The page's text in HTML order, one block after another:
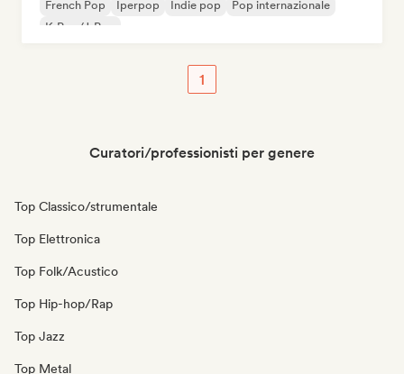
French Pop Iperpop Indie pop
Pop internazionale
K-Pop/J-Pop
1
Curatori/professionisti per genere
Top Classico/strumentale
Top Elettronica
Top Folk/Acustico
Top Hip-hop/Rap
Top Jazz
Top Metal